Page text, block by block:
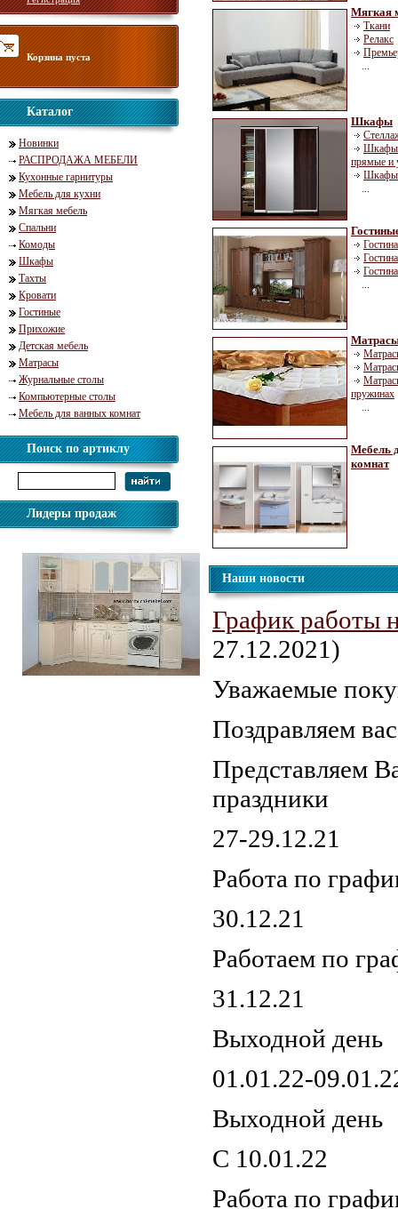
Корзина пуста
Каталог
Новинки
РАСПРОДАЖА МЕБЕЛИ
Кухонные гарнитуры
Мебель для кухни
Мягкая мебель
Спальни
Комоды
Шкафы
Тахты
Кровати
Гостиные
Прихожие
Детская мебель
Матрасы
Журнальные столы
Компьютерные столы
Мебель для ванных комнат
Поиск по артиклу
Лидеры продаж
Мягкая
Ткани
Релакс
...
Шкафы
Шкафы
прямые и
Шкафы
...
...
пружинах
...
Мебель
комнат
Наши новости
График работы
27.12.2021)
Уважаемые
Поздравляем
Представляем
праздники
27-29.12.21
Работа по
30.12.21
Работаем по
31.12.21
Выходной день
01.01.22-
Выходной день
С 10.01.22
Работа по